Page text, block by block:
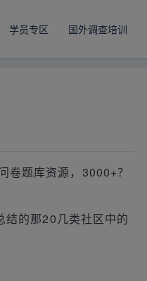
学员专区 国外调查培训
卷题库资源，3000+？
结的那20几类社区中的